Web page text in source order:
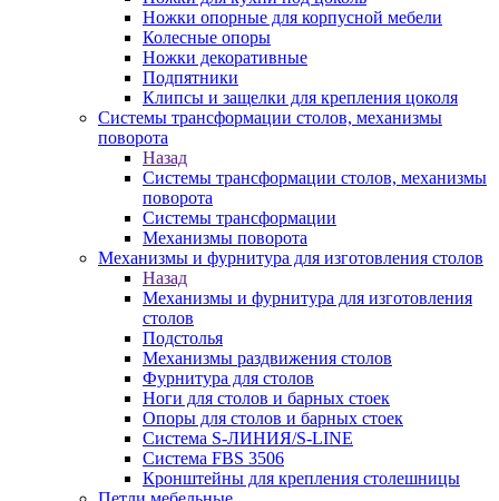
Ножки опорные для корпусной мебели
Колесные опоры
Ножки декоративные
Подпятники
Клипсы и защелки для крепления цоколя
Системы трансформации столов, механизмы
поворота
Назад
Системы трансформации столов, механизмы
поворота
Системы трансформации
Механизмы поворота
Механизмы и фурнитура для изготовления столов
Назад
Механизмы и фурнитура для изготовления
столов
Подстолья
Механизмы раздвижения столов
Фурнитура для столов
Ноги для столов и барных стоек
Опоры для столов и барных стоек
Система S-ЛИНИЯ/S-LINE
Система FBS 3506
Кронштейны для крепления столешницы